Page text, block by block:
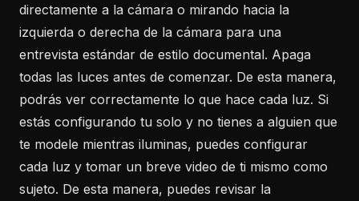
directamente a la cámara o mirando hacia la
izquierda o derecha de la cámara para una
entrevista estándar de estilo documental. Apaga
todas las luces antes de comenzar. De esta manera,
podrás ver correctamente lo que hace cada luz. Si
estás configurando tu solo y no tienes a alguien que
te modele mientras iluminas, puedes configurar
cada luz y tomar un breve video de ti mismo como
sujeto. De esta manera, puedes revisar la